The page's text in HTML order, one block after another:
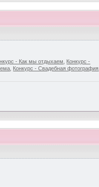
- Как мы отдыхаем
Конкурс -
Конкурс - Свадебная фотография